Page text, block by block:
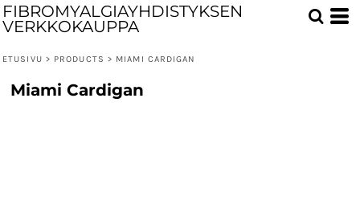
FIBROMYALGIAYHDISTYKSEN
VERKKOKAUPPA
ETUSIVU > PRODUCTS > MIAMI CARDIGAN
Miami Cardigan